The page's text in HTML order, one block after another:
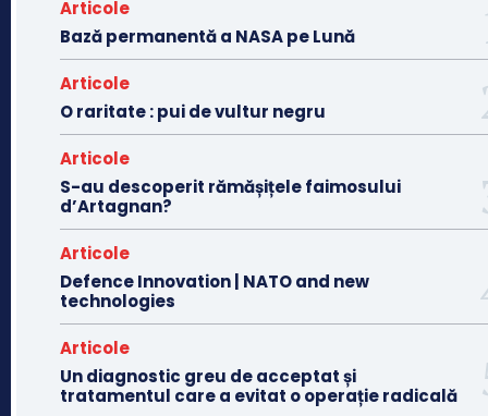
Articole
Bază permanentă a NASA pe Lună
Articole
O raritate : pui de vultur negru
Articole
S-au descoperit rămășițele faimosului
d’Artagnan?
Articole
Defence Innovation | NATO and new
technologies
Articole
Un diagnostic greu de acceptat și
tratamentul care a evitat o operație radicală